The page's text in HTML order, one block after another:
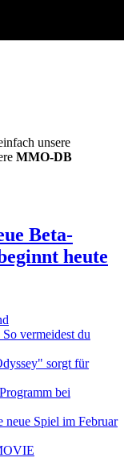
unsere
MMO-DB
Beta-
heute
vermeidest du
sorgt für
bei
neue Spiel im Februar